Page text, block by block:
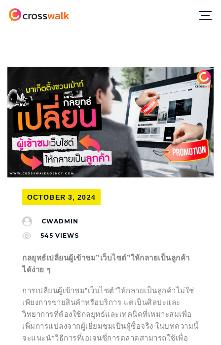
OCTOBER 3, 2024
CWADMIN
545 VIEWS
กลยุทธ์เปลี่ยนผู้เข้าชม”เว็บไซต์”ให้กลายเป็นลูกค้า
ได้ง่าย ๆ
การเปลี่ยนผู้เข้าชม”เว็บไซต์”ให้กลายเป็นลูกค้าไม่ใช่
เพียงการขายสินค้าหรือบริการ แต่เป็นศิลปะและ
วิทยาการที่ต้องใช้กลยุทธ์และเทคนิคที่เหมาะสมเพื่อ
เพิ่มการแปลงจากผู้เยี่ยมชมเป็นผู้ซื้อจริง ในบทความนี้
จะแนะนำวิธีการที่เอเจนซี่การตลาดสามารถใช้เพื่อ